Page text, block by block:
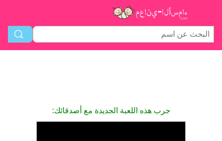
جرب هذه اللعبة الجديدة مع أصدقائك: